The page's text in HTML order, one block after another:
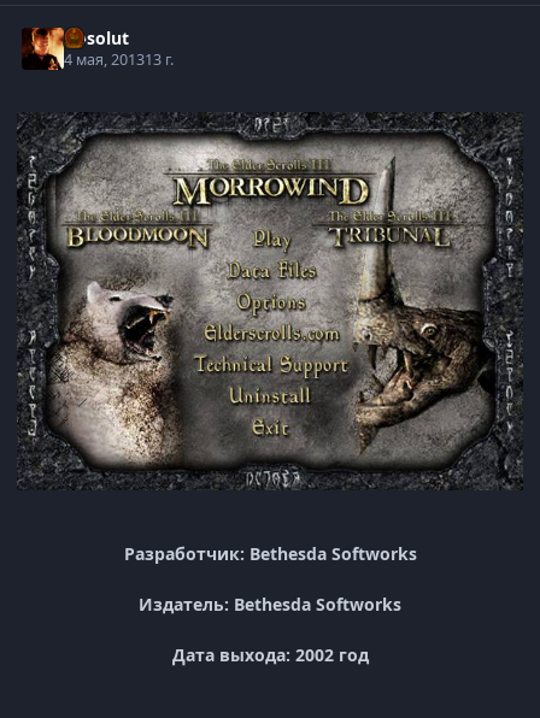
Absolut
4 мая, 201313 г.
Разработчик: Bethesda Softworks
Издатель: Bethesda Softworks
Дата выхода: 2002 год